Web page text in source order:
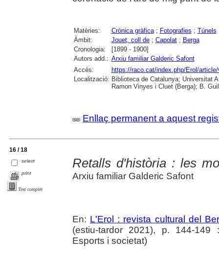
Matèries: Crònica gràfica; Fotografies ; Túnels
Àmbit:
Jouet, coll de; Capolat; Berga
Cronologia:
[1899 - 1900]
Autors add.: Arxiu familiar Galderic Safont
Accés:
https://raco.cat/index.php/Erol/article/
Localització: Biblioteca de Catalunya; Universitat
Ramon Vinyes i Cluet (Berga); B.
Enllaç permanent a aquest
16 / 18
select
print
Text complet
Retalls d'història : les
Arxiu familiar Galderic Safont
En: L'Erol : revista cultural del
(estiu-tardor 2021), p. 144-
Esports i societat)